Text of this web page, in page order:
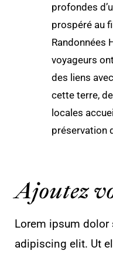
profondes
prospéré au
Randonnées
voyageurs
des liens
cette terre,
locales
préservation
Ajoutez
Lorem ipsum
adipiscing elit. Ut